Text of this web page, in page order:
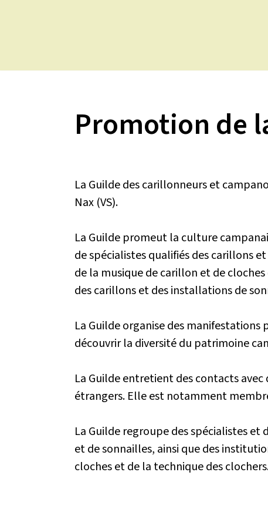
contenu
Promotion de
La Guilde des carillonneurs et
Nax (VS).
La Guilde promeut la culture
de spécialistes qualifiés des carillons
de la musique de carillon et de
des carillons et des installations de
La Guilde organise des
découvrir la diversité du patrimoine
La Guilde entretient des contacts
étrangers. Elle est notamment
La Guilde regroupe des spécialistes et
et de sonnailles, ainsi que des
cloches et de la technique des